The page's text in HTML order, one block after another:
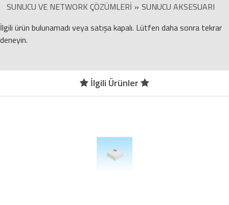
SUNUCU VE NETWORK ÇÖZÜMLERI » SUNUCU AKSESUARI
İlgili ürün bulunamadı veya satışa kapalı. Lütfen daha sonra tekrar
deneyin.
İlgili Ürünler